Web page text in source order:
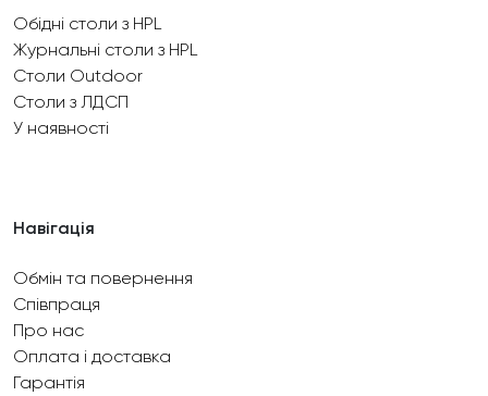
Обідні столи з HPL
Журнальні столи з HPL
Столи Outdoor
Столи з ЛДСП
У наявності
Навігація
Обмін та повернення
Співпраця
Про нас
Оплата і доставка
Гарантія